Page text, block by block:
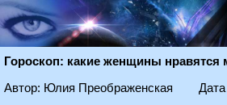
Гороскоп: какие женщины нравятся
Автор: Юлия Преображенская